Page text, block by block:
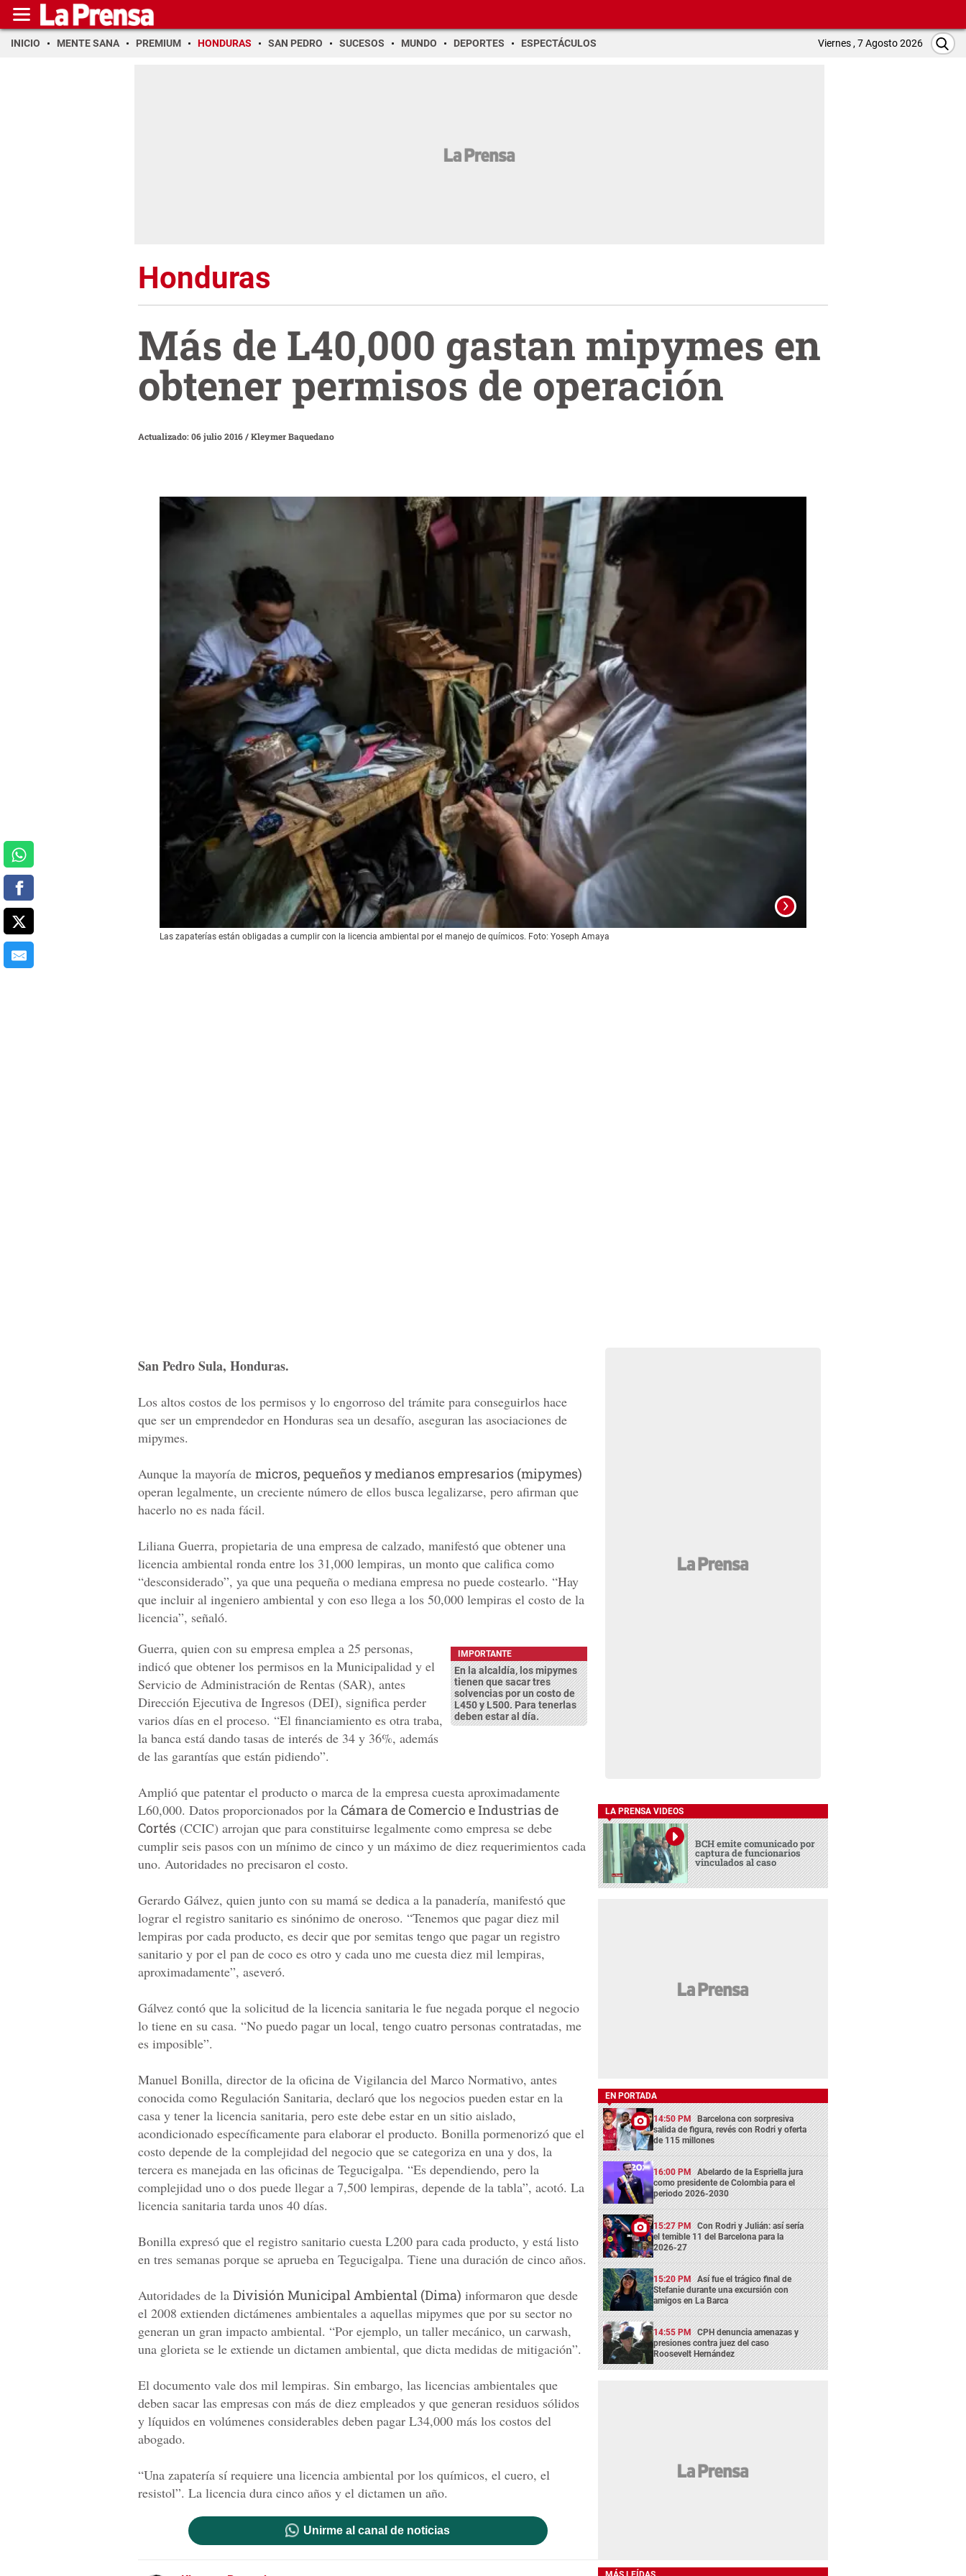
INICIO MENTE SANA PREMIUM HONDURAS SAN PEDRO SUCESOS MUNDO DEPORTES ESPECTÁCULOS Viernes , 7 Agosto 2026
Honduras
Más de L40,000 gastan mipymes en
obtener permisos de operación
Actualizado: 06 julio 2016/Kleymer Baquedano
Las zapaterías están obligadas a cumplir con la licencia ambiental por el manejo de químicos. Foto: Yoseph Amaya
San Pedro Sula, Honduras.
Los altos costos de los permisos y lo engorroso del trámite para conseguirlos hace
que ser un emprendedor en Honduras sea un desafío, aseguran las asociaciones de
mipymes.
Aunque la mayoría de micros, pequeños y medianos empresarios (mipymes)
operan legalmente, un creciente número de ellos busca legalizarse, pero afirman que
hacerlo no es nada fácil.
Liliana Guerra, propietaria de una empresa de calzado, manifestó que obtener una
licencia ambiental ronda entre los 31,000 lempiras, un monto que califica como
“desconsiderado”, ya que una pequeña o mediana empresa no puede costearlo. “Hay
que incluir al ingeniero ambiental y con eso llega a los 50,000 lempiras el costo de la
licencia”, señaló.
IMPORTANTE
En la alcaldía, los mipymes
tienen que sacar tres
solvencias por un costo de
L450 y L500. Para tenerlas
deben estar al día.
Guerra, quien con su empresa emplea a 25 personas,
indicó que obtener los permisos en la Municipalidad y el
Servicio de Administración de Rentas (SAR), antes
Dirección Ejecutiva de Ingresos (DEI), significa perder
varios días en el proceso. “El financiamiento es otra traba,
la banca está dando tasas de interés de 34 y 36%, además
de las garantías que están pidiendo”.
Amplió que patentar el producto o marca de la empresa cuesta aproximadamente
L60,000. Datos proporcionados por la Cámara de Comercio e Industrias de
Cortés (CCIC) arrojan que para constituirse legalmente como empresa se debe
cumplir seis pasos con un mínimo de cinco y un máximo de diez requerimientos cada
uno. Autoridades no precisaron el costo.
Gerardo Gálvez, quien junto con su mamá se dedica a la panadería, manifestó que
lograr el registro sanitario es sinónimo de oneroso. “Tenemos que pagar diez mil
lempiras por cada producto, es decir que por semitas tengo que pagar un registro
sanitario y por el pan de coco es otro y cada uno me cuesta diez mil lempiras,
aproximadamente”, aseveró.
Gálvez contó que la solicitud de la licencia sanitaria le fue negada porque el negocio
lo tiene en su casa. “No puedo pagar un local, tengo cuatro personas contratadas, me
es imposible”.
Manuel Bonilla, director de la oficina de Vigilancia del Marco Normativo, antes
conocida como Regulación Sanitaria, declaró que los negocios pueden estar en la
casa y tener la licencia sanitaria, pero este debe estar en un sitio aislado,
acondicionado específicamente para elaborar el producto. Bonilla pormenorizó que el
costo depende de la complejidad del negocio que se categoriza en una y dos, la
tercera es manejada en las oficinas de Tegucigalpa. “Es dependiendo, pero la
complejidad uno o dos puede llegar a 7,500 lempiras, depende de la tabla”, acotó. La
licencia sanitaria tarda unos 40 días.
Bonilla expresó que el registro sanitario cuesta L200 para cada producto, y está listo
en tres semanas porque se aprueba en Tegucigalpa. Tiene una duración de cinco años.
Autoridades de la División Municipal Ambiental (Dima) informaron que desde
el 2008 extienden dictámenes ambientales a aquellas mipymes que por su sector no
generan un gran impacto ambiental. “Por ejemplo, un taller mecánico, un carwash,
una glorieta se le extiende un dictamen ambiental, que dicta medidas de mitigación”.
El documento vale dos mil lempiras. Sin embargo, las licencias ambientales que
deben sacar las empresas con más de diez empleados y que generan residuos sólidos
y líquidos en volúmenes considerables deben pagar L34,000 más los costos del
abogado.
“Una zapatería sí requiere una licencia ambiental por los químicos, el cuero, el
resistol”. La licencia dura cinco años y el dictamen un año.
Unirme al canal de noticias
LA PRENSA VIDEOS
BCH emite comunicado por
captura de funcionarios
vinculados al caso
EN PORTADA
14:50 PM Barcelona con sorpresiva
salida de figura, revés con Rodri y oferta
de 115 millones
16:00 PM Abelardo de la Espriella jura
como presidente de Colombia para el
periodo 2026-2030
15:27 PM Con Rodri y Julián: así sería
el temible 11 del Barcelona para la
2026-27
15:20 PM Así fue el trágico final de
Stefanie durante una excursión con
amigos en La Barca
14:55 PM CPH denuncia amenazas y
presiones contra juez del caso
Roosevelt Hernández